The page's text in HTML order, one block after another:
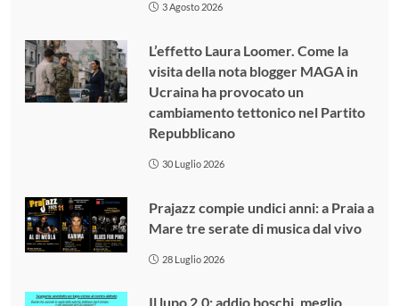
3 Agosto 2026
L’effetto Laura Loomer. Come la
visita della nota blogger MAGA in
Ucraina ha provocato un
cambiamento tettonico nel Partito
Repubblicano
30 Luglio 2026
Prajazz compie undici anni: a Praia a
Mare tre serate di musica dal vivo
28 Luglio 2026
Il lupo 2.0: addio boschi, meglio